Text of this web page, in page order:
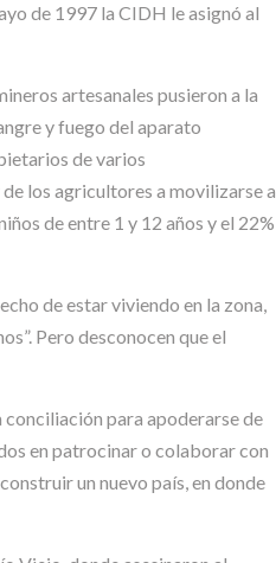
de 1997 la CIDH le asignó al
artesanales pusieron a la
y fuego del aparato
de varios
los agricultores a movilizarse a
de entre 1 y 12 años y el 22%
de estar viviendo en la zona,
Pero desconocen que el
conciliación para apoderarse de
en patrocinar o colaborar con
un nuevo país, en donde